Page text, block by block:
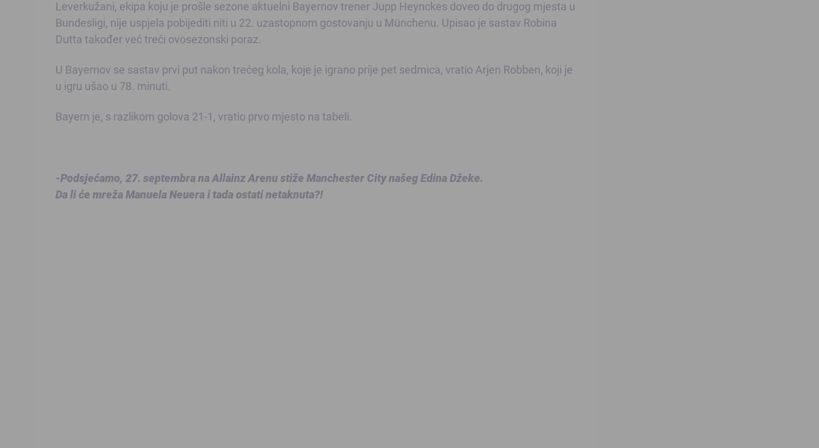
Leverkužani, ekipa koju je prošle sezone aktuelni Bayernov trener Jupp Heynckes doveo do drugog mjesta u
Bundesligi, nije uspjela pobijediti niti u 22. uzastopnom gostovanju u Münchenu. Upisao je sastav Robina
Dutta također već treći ovosezonski poraz.
U Bayernov se sastav prvi put nakon trećeg kola, koje je igrano prije pet sedmica, vratio Arjen Robben, koji je
u igru ušao u 78. minuti.
Bayern je, s razlikom golova 21-1, vratio prvo mjesto na tabeli.
-Podsjećamo, 27. septembra na Allainz Arenu stiže Manchester City našeg Edina Džeke.
Da li će mreža Manuela Neuera i tada ostati netaknuta?!